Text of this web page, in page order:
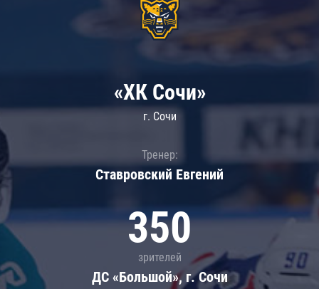
«ХК Сочи»
г. Сочи
Тренер:
Ставровский Евгений
350
зрителей
ДС «Большой», г. Сочи